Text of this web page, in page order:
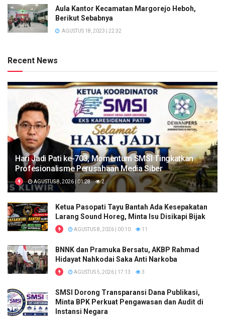
Aula Kantor Kecamatan Margorejo Heboh,
Berikut Sebabnya
AGUSTUS 18, 2023 | 22:32
Recent News
Hari Jadi Pati ke-703, Momentum SMSI Tingkatkan
Profesionalisme Perusahaan Media Siber
AGUSTUS 8, 2026 | 01:28 2
Ketua Pasopati Tayu Bantah Ada Kesepakatan
Larang Sound Horeg, Minta Isu Disikapi Bijak
AGUSTUS 8, 2026 | 00:10 11
BNNK dan Pramuka Bersatu, AKBP Rahmad
Hidayat Nahkodai Saka Anti Narkoba
AGUSTUS 5, 2026 | 17:13 3
SMSI Dorong Transparansi Dana Publikasi,
Minta BPK Perkuat Pengawasan dan Audit di
Instansi Negara